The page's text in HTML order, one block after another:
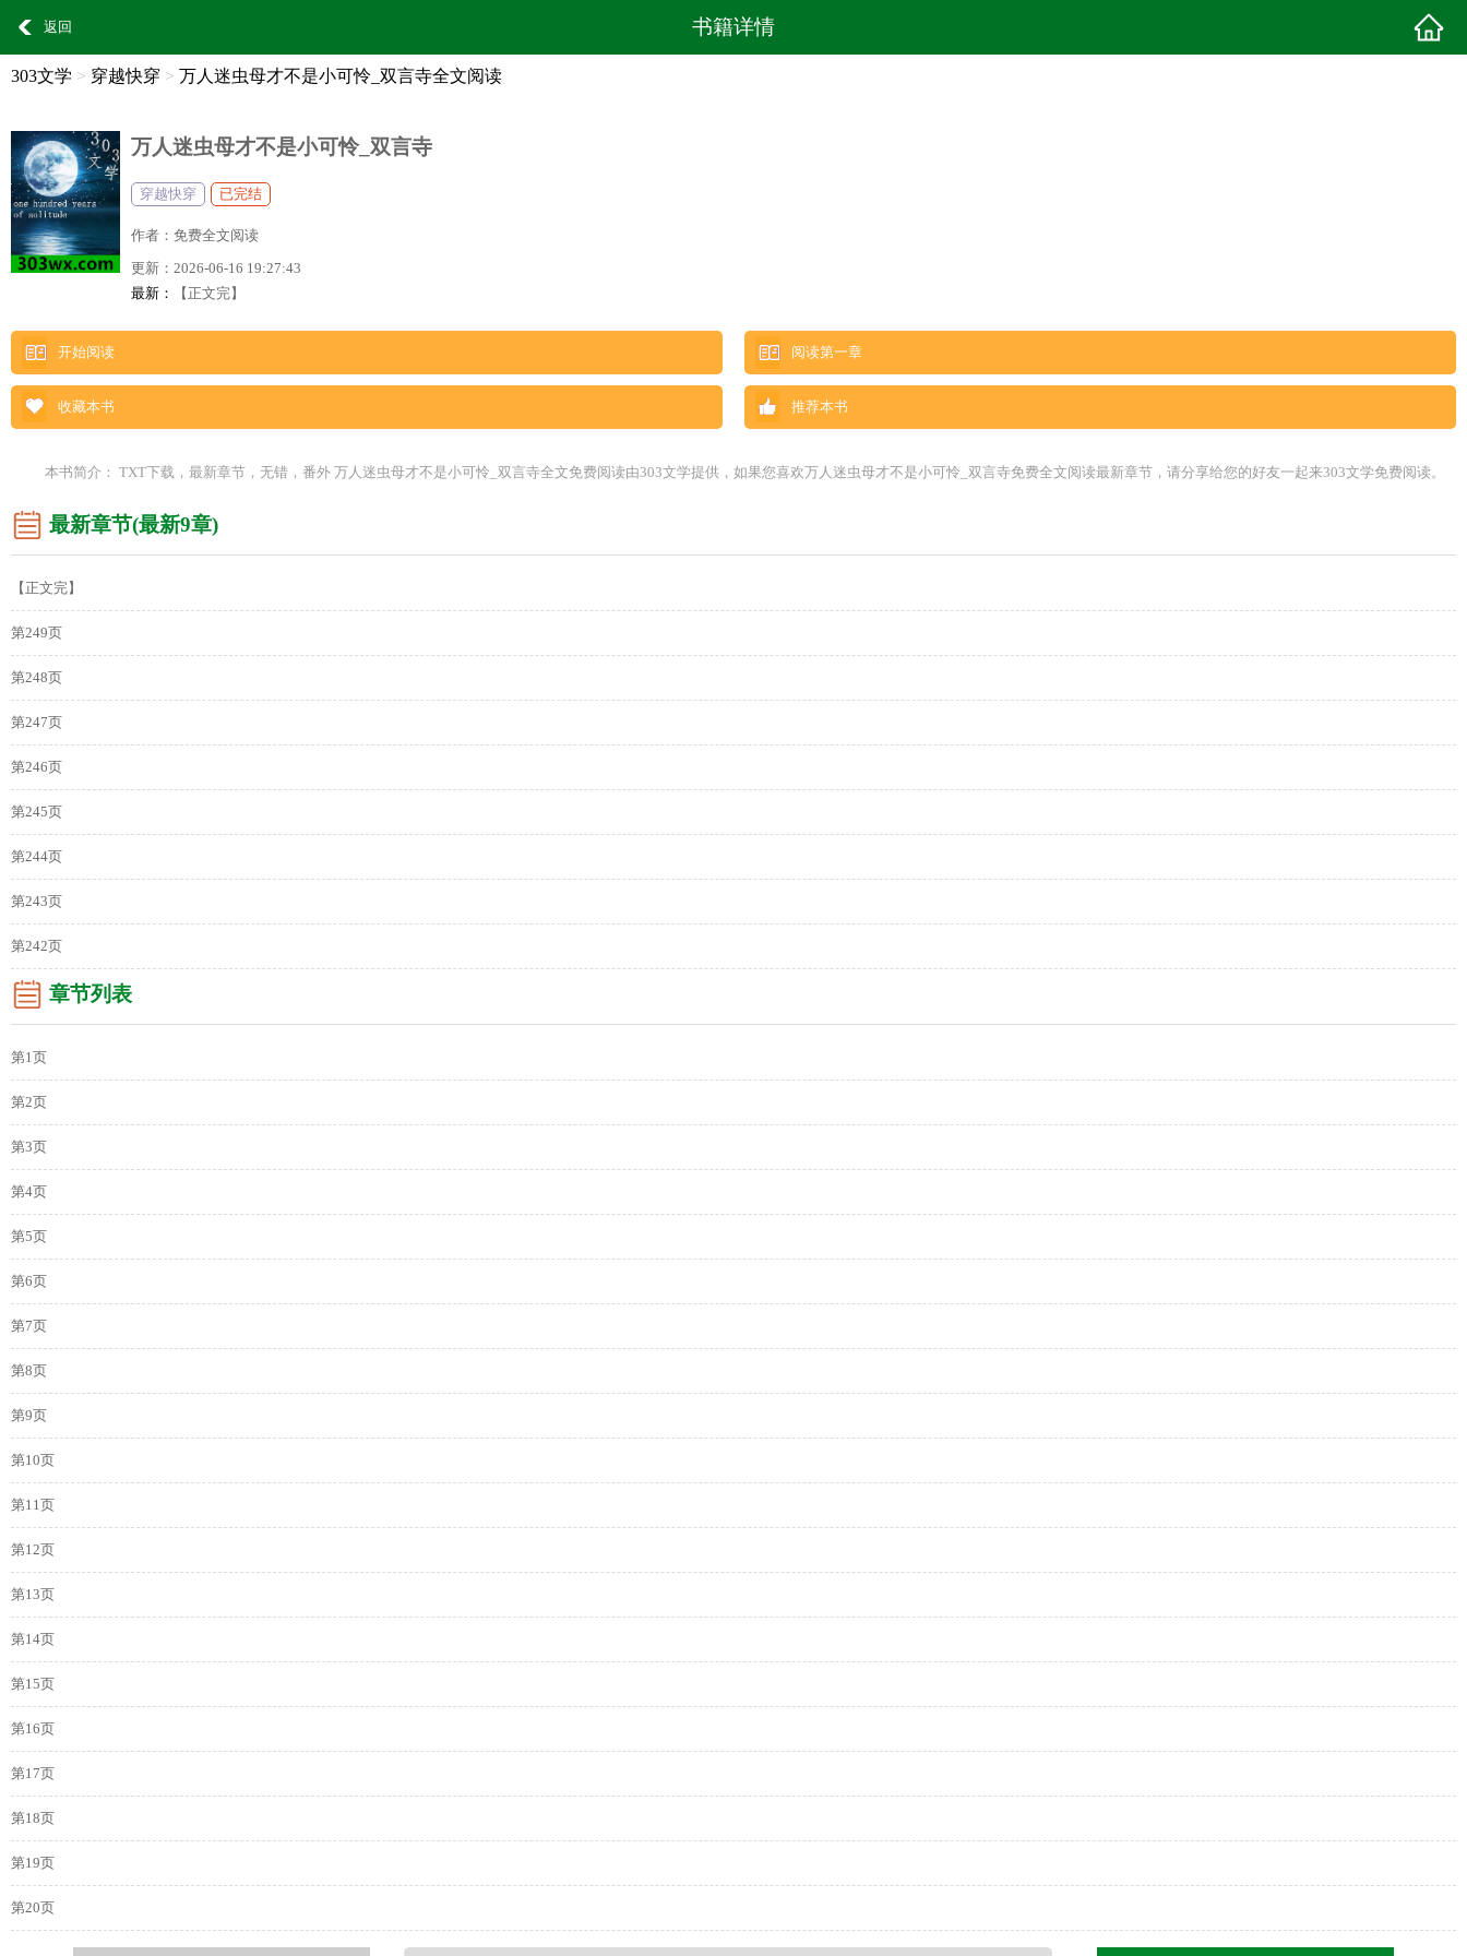
返回 书籍详情
303文学 > 穿越快穿 > 万人迷虫母才不是小可怜_双言寺全文阅读
万人迷虫母才不是小可怜_双言寺
穿越快穿 已完结
作者： 免费全文阅读
更新： 2026-06-16 19:27:43
最新：
【正文完】
开始阅读 阅读第一章
收藏本书 推荐本书
本书简介： TXT下载，最新章节，无错，番外 万人迷虫母才不是小可怜_双言寺全文免费阅读由303文学提供，如果您喜欢万人迷虫母才不是小可怜_双言寺免费全文阅读最新章节，请分享给您的好友一起来303文学免费阅读。
最新章节(最新9章)
【正文完】
第249页
第248页
第247页
第246页
第245页
第244页
第243页
第242页
章节列表
第1页
第2页
第3页
第4页
第5页
第6页
第7页
第8页
第9页
第10页
第11页
第12页
第13页
第14页
第15页
第16页
第17页
第18页
第19页
第20页